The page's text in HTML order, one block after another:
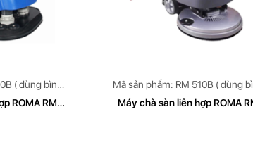
( dùng bình
ROMA RM
Mã sản phẩm: RM 510B ( dùng
Accquy)
Máy chà sàn liên hợp ROMA